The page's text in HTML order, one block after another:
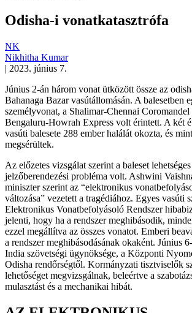
Odisha-i vonatkatasztrófa
NK
Nikhitha Kumar
| 2023. június 7.
Június 2-án három vonat ütközött össze az
Bahanaga Bazar vasútállomásán. A balesetben
személyvonat, a Shalimar-Chennai Coromandel
Bengaluru-Howrah Express volt érintett. A két
vasúti balesete 288 ember halálát okozta, és
megsérültek.
Az előzetes vizsgálat szerint a baleset
jelzőberendezési probléma volt. Ashwini
miniszter szerint az “elektronikus
változása” vezetett a tragédiához. Egyes vasúti
Elektronikus Vonatbefolyásoló Rendszer
jelenti, hogy ha a rendszer meghibásodik,
ezzel megállítva az összes vonatot. Emberi
a rendszer meghibásodásának okaként. Június
India szövetségi ügynöksége, a Központi
Odisha rendőrségtől. Kormányzati tisztviselők
lehetőséget megvizsgálnak, beleértve a
mulasztást és a mechanikai hibát.